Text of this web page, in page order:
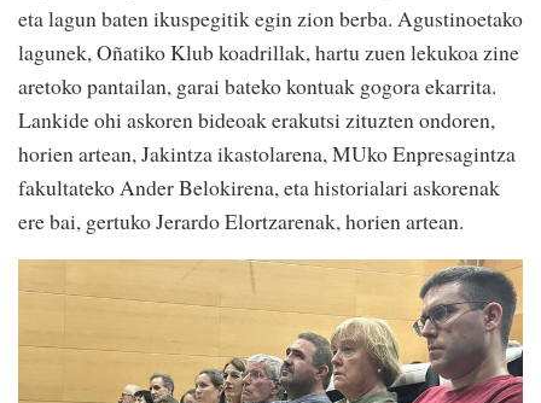
eta lagun baten ikuspegitik egin zion berba. Agustinoetako
lagunek, Oñatiko Klub koadrillak, hartu zuen lekukoa zine
aretoko pantailan, garai bateko kontuak gogora ekarrita.
Lankide ohi askoren bideoak erakutsi zituzten ondoren,
horien artean, Jakintza ikastolarena, MUko Enpresagintza
fakultateko Ander Belokirena, eta historialari askorenak
ere bai, gertuko Jerardo Elortzarenak, horien artean.